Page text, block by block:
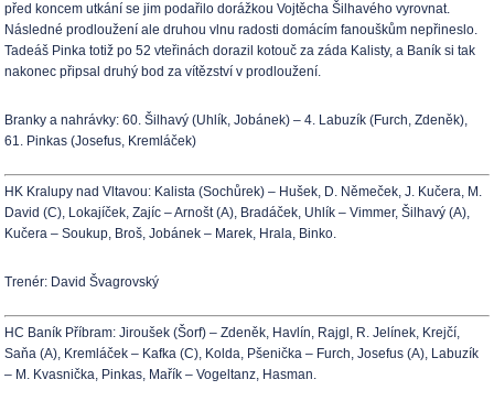
před koncem utkání se jim podařilo dorážkou Vojtěcha Šilhavého vyrovnat.
Následné prodloužení ale druhou vlnu radosti domácím fanouškům nepřineslo.
Tadeáš Pinka totiž po 52 vteřinách dorazil kotouč za záda Kalisty, a Baník si tak
nakonec připsal druhý bod za vítězství v prodloužení.
Branky a nahrávky: 60. Šilhavý (Uhlík, Jobánek) – 4. Labuzík (Furch, Zdeněk),
61. Pinkas (Josefus, Kremláček)
HK Kralupy nad Vltavou: Kalista (Sochůrek) – Hušek, D. Němeček, J. Kučera, M.
David (C), Lokajíček, Zajíc – Arnošt (A), Bradáček, Uhlík – Vimmer, Šilhavý (A),
Kučera – Soukup, Broš, Jobánek – Marek, Hrala, Binko.
Trenér: David Švagrovský
HC Baník Příbram: Jiroušek (Šorf) – Zdeněk, Havlín, Rajgl, R. Jelínek, Krejčí,
Saňa (A), Kremláček – Kafka (C), Kolda, Pšenička – Furch, Josefus (A), Labuzík
– M. Kvasnička, Pinkas, Mařík – Vogeltanz, Hasman.